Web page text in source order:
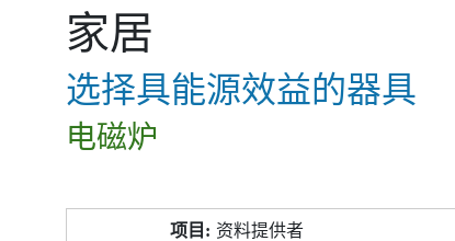
家居
选择具能源效益的器具
电磁炉
资料提供者